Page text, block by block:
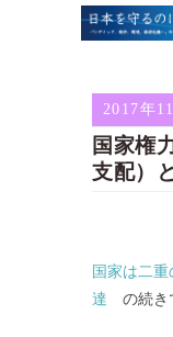
2017年
国家権
支配）
国家は二
達 の続き